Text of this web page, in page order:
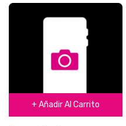
+ Añadir Al Carrito